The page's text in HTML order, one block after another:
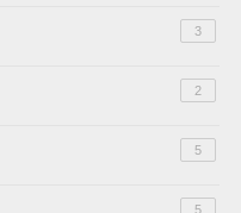
3
2
5
5